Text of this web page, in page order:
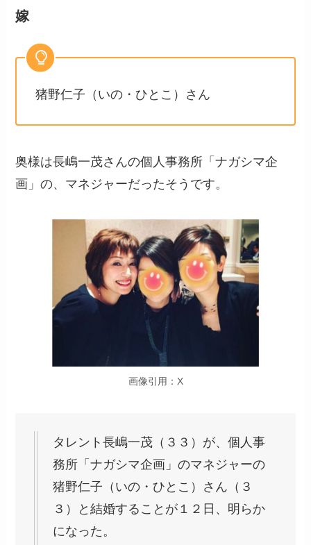
嫁
猪野仁子（いの・ひとこ）さん
奥様は長嶋一茂さんの個人事務所「ナガシマ企
画」の、マネジャーだったそうです。
画像引用：X
タレント長嶋一茂（３３）が、個人事
務所「ナガシマ企画」のマネジャーの
猪野仁子（いの・ひとこ）さん（３
３）と結婚することが１２日、明らか
になった。